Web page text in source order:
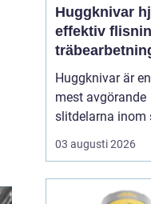
Huggknivar hjärtat i
effektiv
Huggknivar är
mest avgörande
slitdelarna inom
och träindustrin.
knivarna
maskinerna går
03 augusti 2026